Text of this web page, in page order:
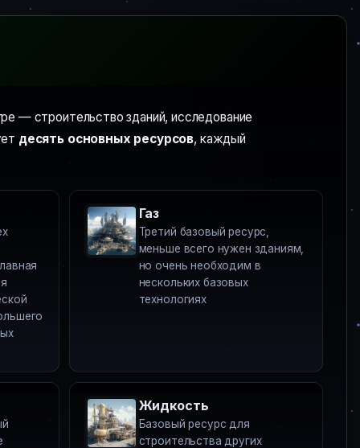
— строительство зданий, исследование
десять основных ресурсов, каждый
Газ
Третий базовый ресурс,
меньше всего нужен зданиям,
но очень необходим в
нескольких базовых
технологиях
Жидкость
Базовый ресурс для
строительства других